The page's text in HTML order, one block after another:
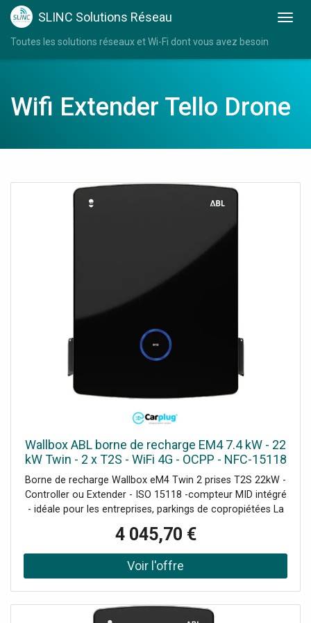
SLINC Solutions Réseau
Toutes les solutions réseaux et Wi-Fi dont vous avez besoin
Wifi Extender Tello Drone
Wallbox ABL borne de recharge EM4 7.4 kW - 22
kW Twin - 2 x T2S - WiFi 4G - OCPP - NFC-15118
Borne de recharge Wallbox eM4 Twin 2 prises T2S 22kW -
Controller ou Extender - ISO 15118 -compteur MID intégré
- idéale pour les entreprises, parkings de copropiétées La
idéale pour les entreprises, les résidences, les parkings et
même les foyers. Dotée de prises de type 2S avec volets
de protection, cette borne de recharge doubles permet la
recharge simultanée de deux véhicules. Grâce à
verrouillés ou déverrouillés à tout moment pour une
4 045,70 €